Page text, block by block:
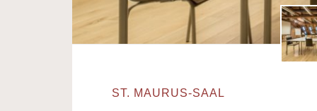
ST. MAURUS-SAAL